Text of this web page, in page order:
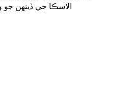
الاسڪا جي ڏينهن